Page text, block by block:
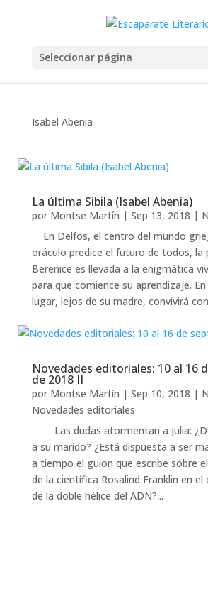
Seleccionar página
Isabel Abenia
La última Sibila (Isabel Abenia)
por Montse Martín | Sep 13, 2018 |
En Delfos, el centro del mundo
oráculo predice el futuro de todos, la
Berenice es llevada a la enigmática
para que comience su aprendizaje.
lugar, lejos de su madre, convivirá
Novedades editoriales: 10 al 16
de 2018 II
por Montse Martín | Sep 10, 2018 |
Novedades editoriales
Las dudas atormentan a Julia:
a su marido? ¿Está dispuesta a ser
a tiempo el guion que escribe sobre
de la científica Rosalind Franklin en el
de la doble hélice del ADN?...